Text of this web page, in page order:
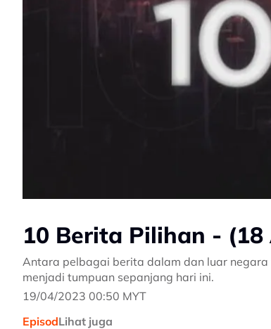
10 Berita Pilihan - (18
Antara pelbagai berita dalam dan luar
menjadi tumpuan sepanjang hari ini.
19/04/2023 00:50 MYT
EpisodLihat juga